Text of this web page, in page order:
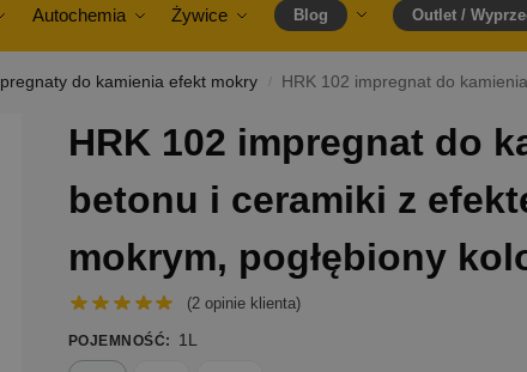
Autochemia Żywice Blog Outlet /
do kamienia efekt mokry / HRK 102 impregnat do kamienia, betonu
HRK 102 impregnat do
betonu i ceramiki z
mokrym, pogłębiony
(2 opinie klienta)
POJEMNOŚĆ: 1L